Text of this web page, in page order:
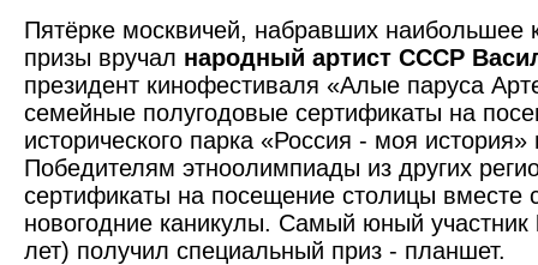
Пятёрке москвичей, набравших наибольшее
призы вручал народный артист СССР
президент кинофестиваля «Алые паруса
семейные полугодовые сертификаты на
исторического парка «Россия - моя
Победителям этноолимпиады из других
сертификаты на посещение столицы вместе
новогодние каникулы. Самый юный участник
лет) получил специальный приз - планшет.